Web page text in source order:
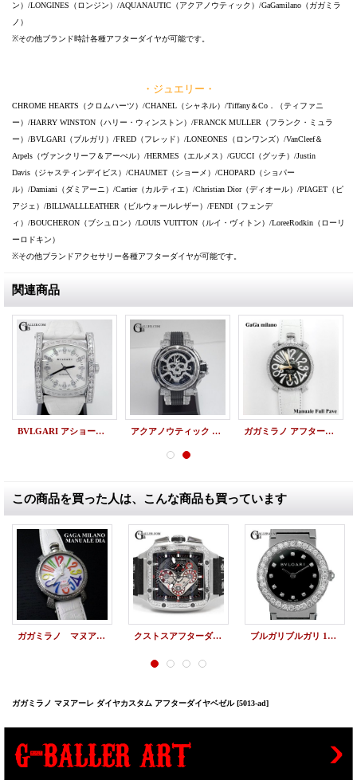
ン）/LONGINES（ロンジン）/AQUANAUTIC（アクアノウティック）/GaGamilano（ガガミラ
ノ）
※その他ブランド時計各種アフターダイヤが可能です。
・ジュエリー・
CHROME HEARTS（クロムハーツ）/CHANEL（シャネル）/Tiffany＆Co．（ティファニ
ー）/HARRY WINSTON（ハリー・ウィンストン）/FRANCK MULLER（フランク・ミュラ
ー）/BVLGARI（ブルガリ）/FRED（フレッド）/LONEONES（ロンワンズ）/VanCleef＆
Arpels（ヴァンクリーフ＆アーぺル）/HERMES（エルメス）/GUCCI（グッチ）/Justin
Davis（ジャスティンデイビス）/CHAUMET（ショーメ）/CHOPARD（ショパー
ル）/Damiani（ダミアーニ）/Cartier（カルティエ）/Christian Dior（ディオール）/PIAGET（ピ
アジェ）/BILLWALLLEATHER（ビルウォールレザー）/FENDI（フェンデ
ィ）/BOUCHERON（ブシュロン）/LOUIS VUITTON（ルイ・ヴィトン）/LoreeRodkin（ローリ
ーロドキン）
※その他ブランドアクセサリー各種アフターダイヤが可能です。
関連商品
BVLGARI アショーマ ホワイトシェル盤 アフターダイヤ アクアノウティック アフターダイヤ キングサブコマンダー ベルトダイヤ ガガミラノ アフターダイヤ インデックスフルダイヤ カスタム
この商品を買った人は、こんな商品も買っています
ガガミラノ マヌアーレ 48mm ダイヤモンド ＧaGa MILANO MANUALE フルダイヤ gaga時計ダイヤ アフターダイヤカスタム クストスアフターダイヤ | エヴォスクエア ハイフィディリティ アフターダイヤベゼル ブルガリブルガリ 12Pダイヤ BVLGARIアフターダイヤベゼル
ガガミラノ マヌアーレ ダイヤカスタム アフターダイヤベゼル[5013-ad]